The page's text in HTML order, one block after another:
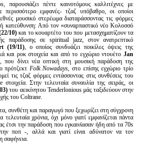
, παρουσιάζει πέντε καινοτόμους καλλιτέχνες με
περισσότερο εμφανές- τζαζ υπόβαθρο, οι οποίοι
μουσικό στερέωμα διαταράσσοντας τις φόρμες
κατεύθυνση: Από τον «συναρπαστικό νέο Κολοσσό
10)και το κουαρτέτο του που μετασχηματίζουν τα
παράδοσης σε spiritual jazz, στον ανατρεπτικό
(19/11), ο οποίος συνδυάζει ποικίλες όψεις της
και ροκ στοιχεία και από το εγχώριο ντουέτο Jan
, που δίνει νέα οπτική στη μουσική παράδοση της
πρότζεκτ Folk Nowadays, στο επίσης εγχώριο τρίο
τις τζαζ φόρμες εντάσσοντας στις συνθέσεις του
Στην τελευταία συναυλία της σειράς, οι
του αεικίνητου Tenderlonious μάς ταξιδεύουν στην
του Coltrane.
συνθέτη και παραγωγό που ξεχωρίζει στη σύγχρονη
τελευταία χρόνια, όχι μόνο γιατί εμφανίζεται πάντα
έτσι την παράδοση που εγκαινίασαν ήδη από τα 70s
ποπ -, αλλά και γιατί είναι αδύνατον να τον
σαφήνεια.